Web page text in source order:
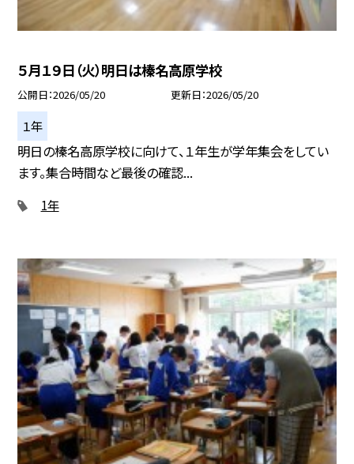
５月１９日（火）明日は榛名高原学校
公開日 2026/05/20 更新日 2026/05/20
１年
明日の榛名高原学校に向けて、１年生が学年集会をしてい
ます。集合時間など最後の確認...
1年